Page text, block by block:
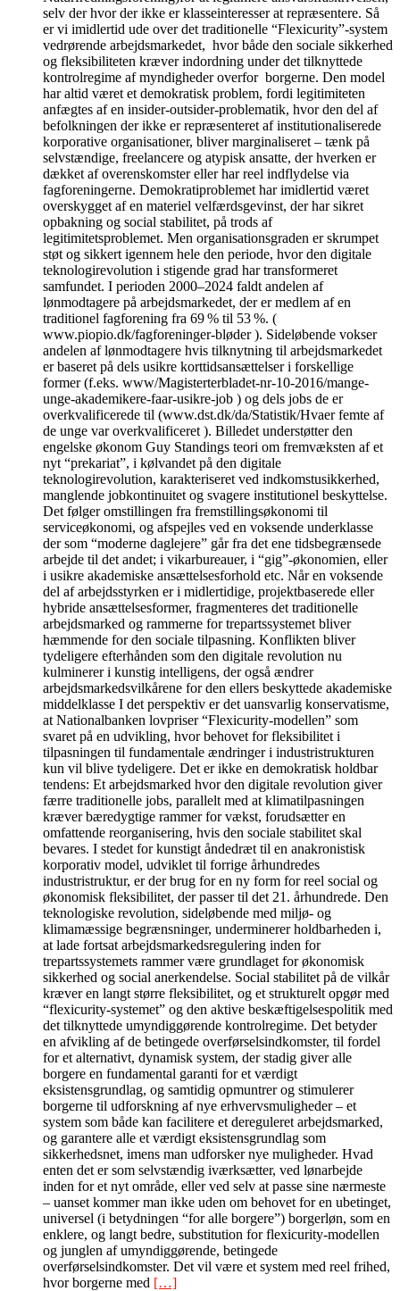
selv der hvor der ikke er klasseinteresser at repræsentere. Så
er vi imidlertid ude over det traditionelle “Flexicurity”-system
vedrørende arbejdsmarkedet, hvor både den sociale sikkerhed
og fleksibiliteten kræver indordning under det tilknyttede
kontrolregime af myndigheder overfor borgerne. Den model
har altid været et demokratisk problem, fordi legitimiteten
anfægtes af en insider-outsider-problematik, hvor den del af
befolkningen der ikke er repræsenteret af institutionaliserede
korporative organisationer, bliver marginaliseret – tænk på
selvstændige, freelancere og atypisk ansatte, der hverken er
dækket af overenskomster eller har reel indflydelse via
fagforeningerne. Demokratiproblemet har imidlertid været
overskygget af en materiel velfærdsgevinst, der har sikret
opbakning og social stabilitet, på trods af
legitimitetsproblemet. Men organisationsgraden er skrumpet
støt og sikkert igennem hele den periode, hvor den digitale
teknologirevolution i stigende grad har transformeret
samfundet. I perioden 2000–2024 faldt andelen af
lønmodtagere på arbejdsmarkedet, der er medlem af en
traditionel fagforening fra 69 % til 53 %. (
www.piopio.dk/fagforeninger-bløder ). Sideløbende vokser
andelen af lønmodtagere hvis tilknytning til arbejdsmarkedet
er baseret på dels usikre korttidsansættelser i forskellige
former (f.eks. www/Magisterterbladet-nr-10-2016/mange-
unge-akademikere-faar-usikre-job ) og dels jobs de er
overkvalificerede til (www.dst.dk/da/Statistik/Hvaer femte af
de unge var overkvalificeret ). Billedet understøtter den
engelske økonom Guy Standings teori om fremvæksten af et
nyt “prekariat”, i kølvandet på den digitale
teknologirevolution, karakteriseret ved indkomstusikkerhed,
manglende jobkontinuitet og svagere institutionel beskyttelse.
Det følger omstillingen fra fremstillingsøkonomi til
serviceøkonomi, og afspejles ved en voksende underklasse
der som “moderne daglejere” går fra det ene tidsbegrænsede
arbejde til det andet; i vikarbureauer, i “gig”-økonomien, eller
i usikre akademiske ansættelsesforhold etc. Når en voksende
del af arbejdsstyrken er i midlertidige, projektbaserede eller
hybride ansættelsesformer, fragmenteres det traditionelle
arbejdsmarked og rammerne for trepartssystemet bliver
hæmmende for den sociale tilpasning. Konflikten bliver
tydeligere efterhånden som den digitale revolution nu
kulminerer i kunstig intelligens, der også ændrer
arbejdsmarkedsvilkårene for den ellers beskyttede akademiske
middelklasse I det perspektiv er det uansvarlig konservatisme,
at Nationalbanken lovpriser “Flexicurity-modellen” som
svaret på en udvikling, hvor behovet for fleksibilitet i
tilpasningen til fundamentale ændringer i industristrukturen
kun vil blive tydeligere. Det er ikke en demokratisk holdbar
tendens: Et arbejdsmarked hvor den digitale revolution giver
færre traditionelle jobs, parallelt med at klimatilpasningen
kræver bæredygtige rammer for vækst, forudsætter en
omfattende reorganisering, hvis den sociale stabilitet skal
bevares. I stedet for kunstigt åndedræt til en anakronistisk
korporativ model, udviklet til forrige århundredes
industristruktur, er der brug for en ny form for reel social og
økonomisk fleksibilitet, der passer til det 21. århundrede. Den
teknologiske revolution, sideløbende med miljø- og
klimamæssige begrænsninger, underminerer holdbarheden i,
at lade fortsat arbejdsmarkedsregulering inden for
trepartssystemets rammer være grundlaget for økonomisk
sikkerhed og social anerkendelse. Social stabilitet på de vilkår
kræver en langt større fleksibilitet, og et strukturelt opgør med
“flexicurity-systemet” og den aktive beskæftigelsespolitik med
det tilknyttede umyndiggørende kontrolregime. Det betyder
en afvikling af de betingede overførselsindkomster, til fordel
for et alternativt, dynamisk system, der stadig giver alle
borgere en fundamental garanti for et værdigt
eksistensgrundlag, og samtidig opmuntrer og stimulerer
borgerne til udforskning af nye erhvervsmuligheder – et
system som både kan facilitere et dereguleret arbejdsmarked,
og garantere alle et værdigt eksistensgrundlag som
sikkerhedsnet, imens man udforsker nye muligheder. Hvad
enten det er som selvstændig iværksætter, ved lønarbejde
inden for et nyt område, eller ved selv at passe sine nærmeste
– uanset kommer man ikke uden om behovet for en ubetinget,
universel (i betydningen “for alle borgere”) borgerløn, som en
enklere, og langt bedre, substitution for flexicurity-modellen
og junglen af umyndiggørende, betingede
overførselsindkomster. Det vil være et system med reel frihed,
hvor borgerne med […]